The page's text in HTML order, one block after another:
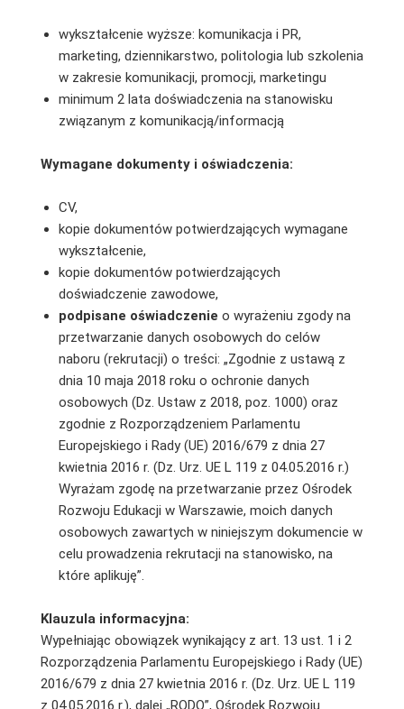
wykształcenie wyższe: komunikacja i PR,
marketing, dziennikarstwo, politologia lub szkolenia
w zakresie komunikacji, promocji, marketingu
minimum 2 lata doświadczenia na stanowisku
związanym z komunikacją/informacją
Wymagane dokumenty i oświadczenia:
CV,
kopie dokumentów potwierdzających wymagane
wykształcenie,
kopie dokumentów potwierdzających
doświadczenie zawodowe,
podpisane oświadczenie o wyrażeniu zgody na
przetwarzanie danych osobowych do celów
naboru (rekrutacji) o treści: „Zgodnie z ustawą z
dnia 10 maja 2018 roku o ochronie danych
osobowych (Dz. Ustaw z 2018, poz. 1000) oraz
zgodnie z Rozporządzeniem Parlamentu
Europejskiego i Rady (UE) 2016/679 z dnia 27
kwietnia 2016 r. (Dz. Urz. UE L 119 z 04.05.2016 r.)
Wyrażam zgodę na przetwarzanie przez Ośrodek
Rozwoju Edukacji w Warszawie, moich danych
osobowych zawartych w niniejszym dokumencie w
celu prowadzenia rekrutacji na stanowisko, na
które aplikuję”.
Klauzula informacyjna:
Wypełniając obowiązek wynikający z art. 13 ust. 1 i 2
Rozporządzenia Parlamentu Europejskiego i Rady (UE)
2016/679 z dnia 27 kwietnia 2016 r. (Dz. Urz. UE L 119
z 04.05.2016 r.), dalej „RODO”, Ośrodek Rozwoju